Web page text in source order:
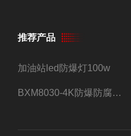
推荐产品
加油站led防爆灯100w
BXM8030-4K防爆防腐照明配电箱四路带总开关